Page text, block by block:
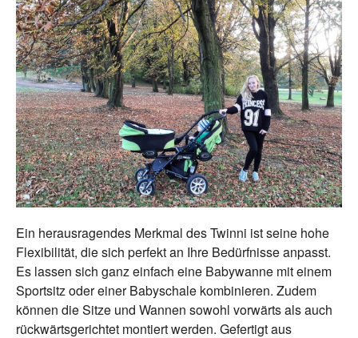
Ein herausragendes Merkmal des Twinni ist seine hohe
Flexibilität, die sich perfekt an Ihre Bedürfnisse anpasst.
Es lassen sich ganz einfach eine Babywanne mit einem
Sportsitz oder einer Babyschale kombinieren. Zudem
können die Sitze und Wannen sowohl vorwärts als auch
rückwärtsgerichtet montiert werden. Gefertigt aus